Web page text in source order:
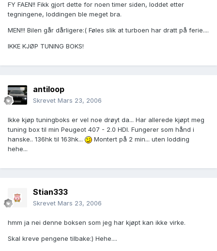
FY FAEN!! Fikk gjort dette for noen timer siden, loddet etter
tegningene, loddingen ble meget bra.
MEN!!! Bilen går dårligere:( Føles slik at turboen har dratt på ferie....
IKKE KJØP TUNING BOKS!
antiloop
Skrevet Mars 23, 2006
Ikke kjøp tuningboks er vel noe drøyt da... Har allerede kjøpt meg
tuning box til min Peugeot 407 - 2.0 HDI. Fungerer som hånd i
hanske.. 136hk til 163hk...
Montert på 2 min... uten lodding
hehe...
Stian333
Skrevet Mars 23, 2006
hmm ja nei denne boksen som jeg har kjøpt kan ikke virke.
Skal kreve pengene tilbake:) Hehe....